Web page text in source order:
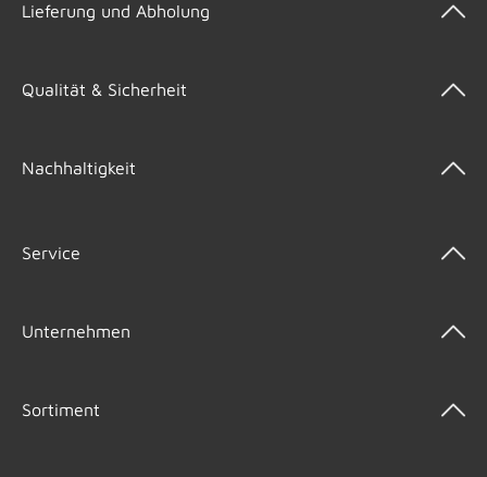
Lieferung und Abholung
Qualität & Sicherheit
Nachhaltigkeit
Service
Unternehmen
Sortiment